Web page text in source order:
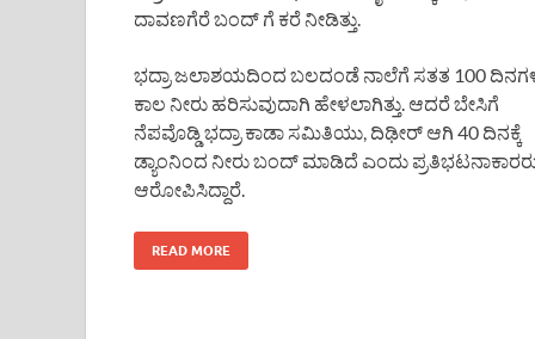
ದಾವಣಗೆರೆ ಬಂದ್ ಗೆ ಕರೆ ನೀಡಿತ್ತು.
ಭದ್ರಾ ಜಲಾಶಯದಿಂದ ಬಲದಂಡೆ ನಾಲೆಗೆ ಸತತ 100
ಕಾಲ ನೀರು ಹರಿಸುವುದಾಗಿ ಹೇಳಲಾಗಿತ್ತು. ಆದರೆ ಬೇಸಿಗೆ
ನೆಪವೊಡ್ಡಿ ಭದ್ರಾ ಕಾಡಾ ಸಮಿತಿಯು, ದಿಢೀರ್ ಆಗಿ 40 ದಿನಕ್ಕೆ
ಡ್ಯಾಂನಿಂದ ನೀರು ಬಂದ್ ಮಾಡಿದೆ ಎಂದು
ಆರೋಪಿಸಿದ್ದಾರೆ.
READ MORE